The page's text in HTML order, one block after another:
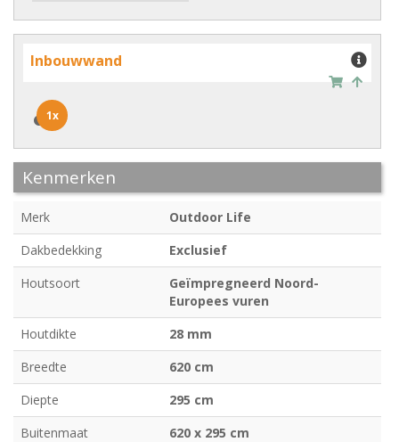
Inbouwwand
1x
1x
Kenmerken
Merk
Outdoor Life
Dakbedekking
Exclusief
Houtsoort
Geïmpregneerd Noord-
Europees vuren
Houtdikte
28 mm
Breedte
620 cm
Diepte
295 cm
Buitenmaat
620 x 295 cm